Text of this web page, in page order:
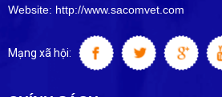
Website: http://www.sacomvet.com
Mạng xã hội: